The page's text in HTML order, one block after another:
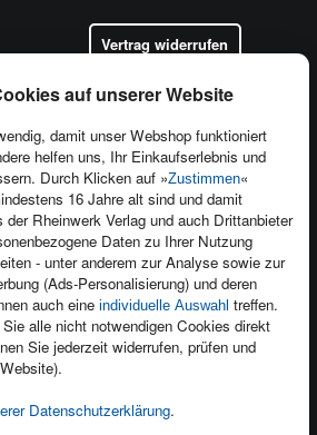
auf unserer Website
damit unser Webshop funktioniert
helfen uns, Ihr Einkaufserlebnis und
Durch Klicken auf »Zustimmen«
16 Jahre alt sind und damit
Rheinwerk Verlag und auch Drittanbieter
Daten zu Ihrer Nutzung
- unter anderem zur Analyse sowie zur
(Ads-Personalisierung) und deren
auch eine individuelle Auswahl treffen.
Sie alle nicht notwendigen Cookies direkt
Sie jederzeit widerrufen, prüfen und
Datenschutzerklärung.
Produktfeedback
Foreign Rights
Ein Buch schreiben
Vertrag widerrufen